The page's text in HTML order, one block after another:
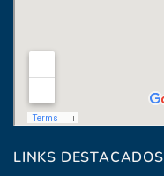
LINKS DESTACADOS